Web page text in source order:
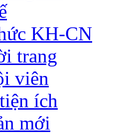
KH-CN
trang
viên
ích
mới